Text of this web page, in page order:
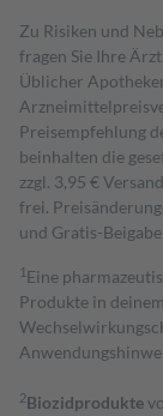
Zu Risiken und
fragen Sie Ihre
Üblicher
Preisempfehlung
beinhalten die
zzgl. 3,95 €
frei.
und Gratis-
1 Eine
Produkte in
2Biozidprodukte